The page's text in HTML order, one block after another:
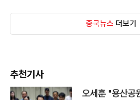
중국뉴스 더보기
추천기사
오세훈 "용산공